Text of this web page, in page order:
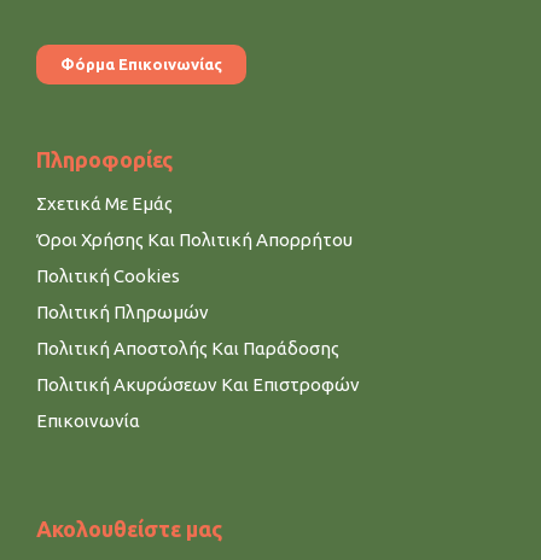
Φόρμα Επικοινωνίας
Πληροφορίες
Σχετικά Με Εμάς
Όροι Χρήσης Και Πολιτική Απορρήτου
Πολιτική Cookies
Πολιτική Πληρωμών
Πολιτική Αποστολής Και Παράδοσης
Πολιτική Ακυρώσεων Και Επιστροφών
Επικοινωνία
Ακολουθείστε μας